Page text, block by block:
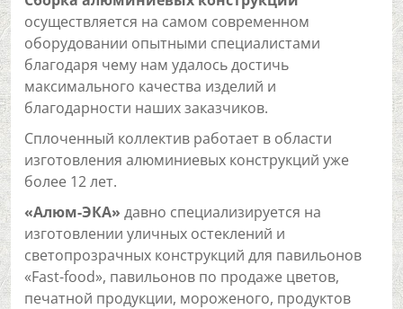
осуществляется на самом современном
оборудовании опытными специалистами
благодаря чему нам удалось достичь
максимального качества изделий и
благодарности наших заказчиков.
Сплоченный коллектив работает в области
изготовления алюминиевых конструкций уже
более 12 лет.
«Алюм-ЭКА» давно специализируется на
изготовлении уличных остеклений и
светопрозрачных конструкций для павильонов
«Fast-food», павильонов по продаже цветов,
печатной продукции, мороженого, продуктов